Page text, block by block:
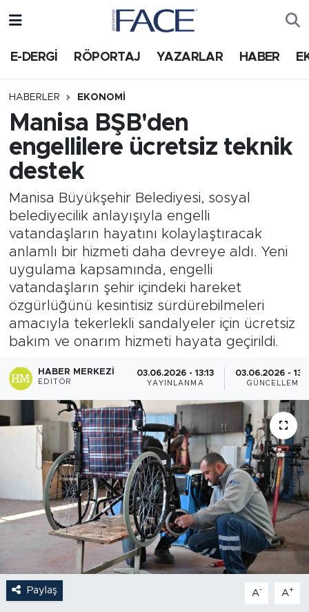
E-DERGİ RÖPORTAJ YAZARLAR HABER
HABERLER EKONOMI
Manisa BŞB'den
engellilere ücretsiz teknik
destek
Manisa Büyükşehir Belediyesi, sosyal
belediyecilik anlayışıyla engelli
vatandaşların hayatını kolaylaştıracak
anlamlı bir hizmeti daha devreye aldı. Yeni
uygulama kapsamında, engelli
vatandaşların şehir içindeki hareket
özgürlüğünü kesintisiz sürdürebilmeleri
amacıyla tekerlekli sandalyeler için ücretsiz
bakım ve onarım hizmeti hayata geçirildi.
HABER MERKEZI
EDITÖR
03.06.2026 - 13:13
YAYINLANMA
03.06.2026 -
GÜNCELLEME
Paylaş A- A+
HABER
Nöbetçi Eczaneler
Trafik Durumu
Süper Lig Puan Durumu ve Fikstür
Tüm Manşetler
Son Dakika Haberleri
Haber Arşivi